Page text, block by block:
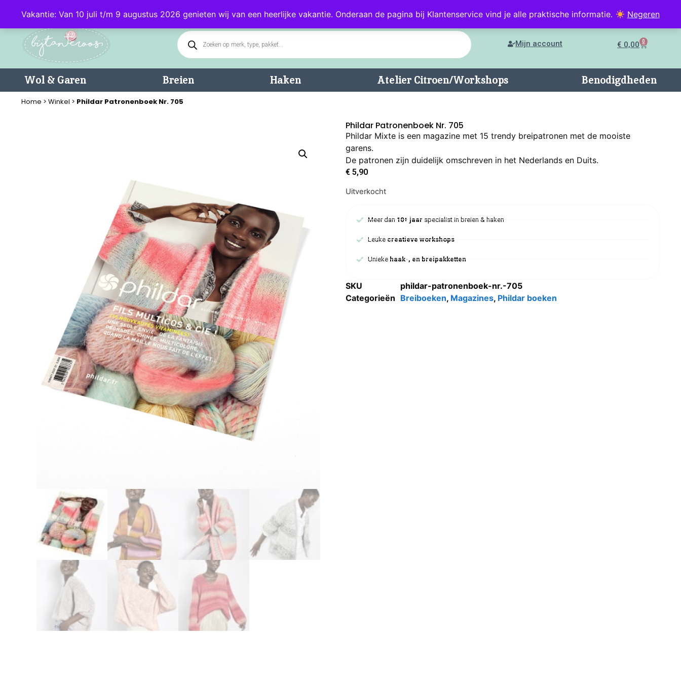
Vakantie: Van 10 juli t/m 9 augustus 2026 genieten wij van een heerlijke vakantie. Onderaan de pagina bij Klantenservice vind je alle praktische informatie. Negeren
Blog Klantenservice
Mijn account € 0,00 0
Wol & Garen Breien Haken Atelier Citroen/Workshops Benodigdheden
Home > Winkel > Phildar Patronenboek Nr. 705
Phildar Patronenboek Nr. 705
Phildar Mixte is een magazine met 15 trendy breipatronen met de mooiste
garens.
De patronen zijn duidelijk omschreven in het Nederlands en Duits.
€ 5,90
Uitverkocht
Meer dan 10+ jaar specialist in breien & haken
Leuke creatieve workshops
Uniekehaak-, en breipakketten
SKU
phildar-patronenboek-nr.-705
Categorieën Breiboeken, Magazines, Phildar boeken